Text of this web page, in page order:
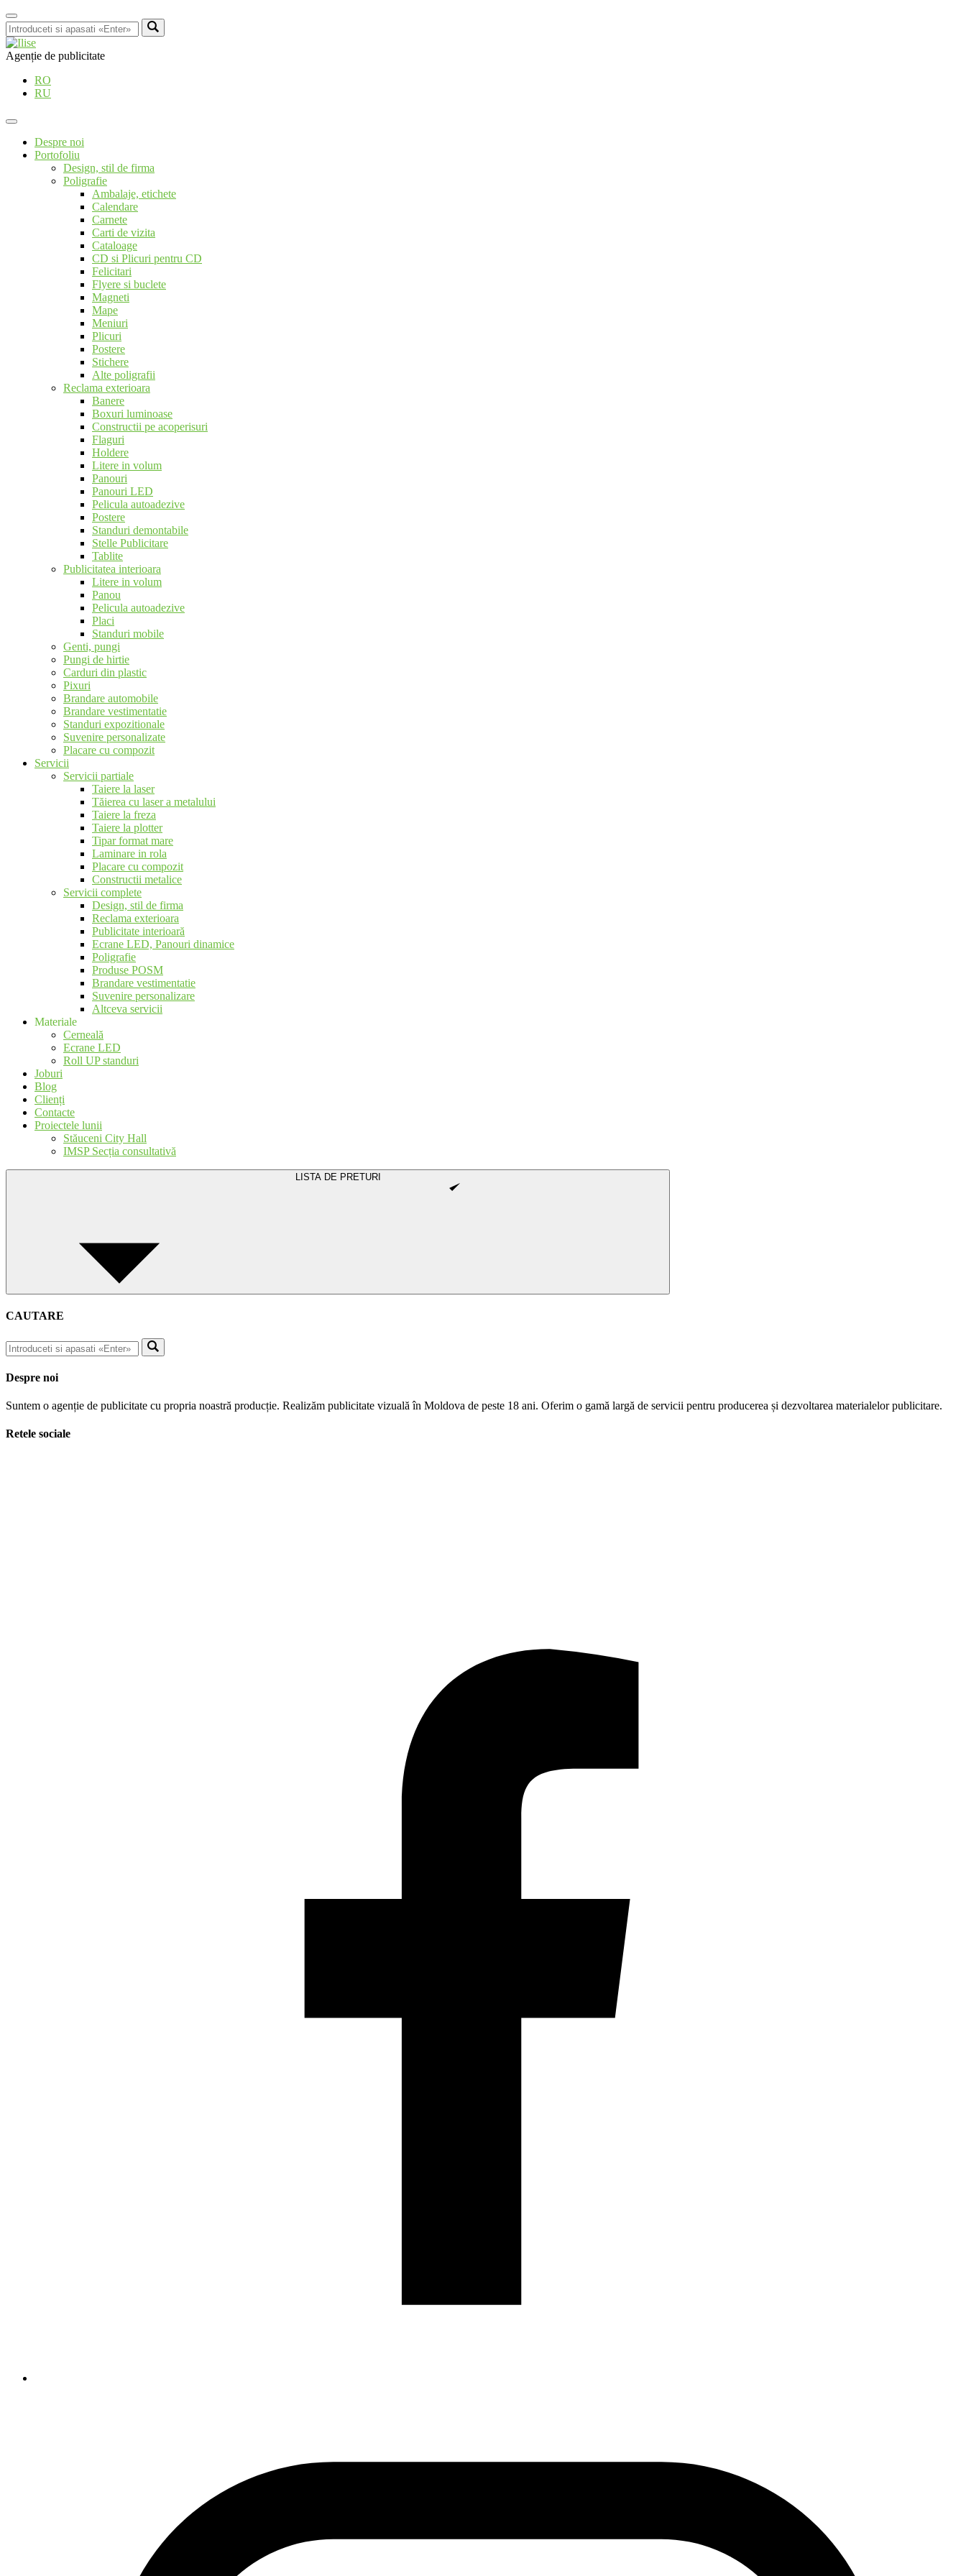
Agenție de publicitate
RO
RU
Despre noi
Portofoliu
Design, stil de firma
Poligrafie
Ambalaje, etichete
Calendare
Carnete
Carti de vizita
Cataloage
CD si Plicuri pentru CD
Felicitari
Flyere si buclete
Magneti
Mape
Meniuri
Plicuri
Postere
Stichere
Alte poligrafii
Reclama exterioara
Banere
Boxuri luminoase
Constructii pe acoperisuri
Flaguri
Holdere
Litere in volum
Panouri
Panouri LED
Pelicula autoadezive
Postere
Standuri demontabile
Stelle Publicitare
Tablite
Publicitatea interioara
Litere in volum
Panou
Pelicula autoadezive
Placi
Standuri mobile
Genti, pungi
Pungi de hirtie
Carduri din plastic
Pixuri
Brandare automobile
Brandare vestimentatie
Standuri expozitionale
Suvenire personalizate
Placare cu compozit
Servicii
Servicii partiale
Taiere la laser
Tăierea cu laser a metalului
Taiere la freza
Taiere la plotter
Tipar format mare
Laminare in rola
Placare cu compozit
Constructii metalice
Servicii complete
Design, stil de firma
Reclama exterioara
Publicitate interioară
Ecrane LED, Panouri dinamice
Poligrafie
Produse POSM
Brandare vestimentatie
Suvenire personalizare
Altceva servicii
Materiale
Cerneală
Ecrane LED
Roll UP standuri
Joburi
Blog
Clienți
Contacte
Proiectele lunii
Stăuceni City Hall
IMSP Secția consultativă
LISTA DE PRETURI
CAUTARE
Despre noi
Suntem o agenție de publicitate cu propria noastră producție. Realizăm publicitate vizuală în Moldova de peste 18 ani. Oferim o gamă largă de servicii pentru producerea și dezvoltarea materialelor publicitare.
Retele sociale